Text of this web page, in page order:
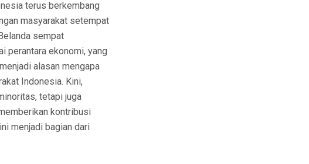
terus berkembang
masyarakat setempat
sempat
perantara ekonomi, yang
alasan mengapa
Indonesia. Kini,
tetapi juga
kontribusi
menjadi bagian dari